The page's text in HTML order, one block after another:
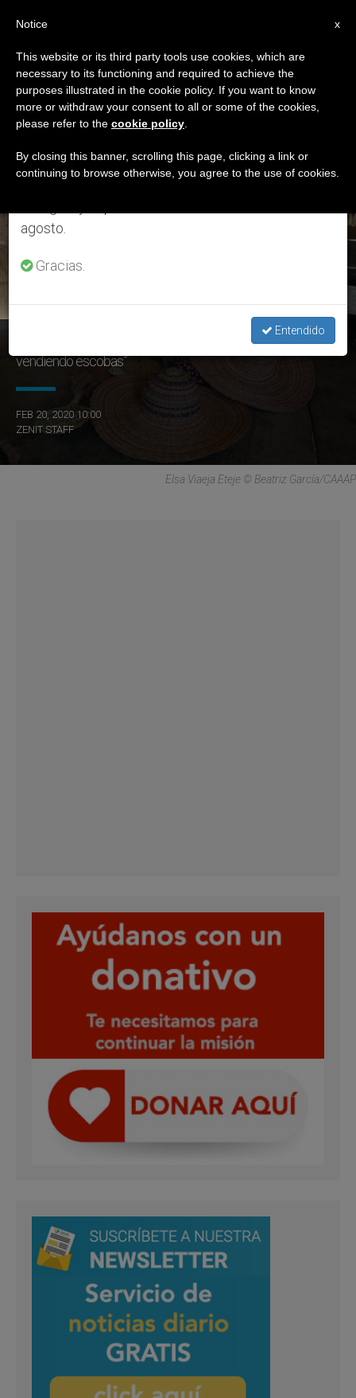
ETIQUETA
Posts Tagged ‘Elsa
Viaeja Eteje’
ÚLTIMAS NOTICIAS
Palma Real, Amazonía de Perú: “La mujer que salvó a su hijo
vendiendo escobas”
FEB 20, 2020 10:00
ZENIT STAFF
Elsa Viaeja Eteje © Beatriz García/CAAAP
×
Aviso importante
Del 27 de julio al 7 de agosto haremos la pausa
anual, aprovechando que en el periodo de verano
se generan menos informaciones y también el
agosto.
Gracias.
Entendido
x
Notice
This website or its third party tools use cookies, which are
necessary to its functioning and required to achieve the
purposes illustrated in the cookie policy. If you want to know
more or withdraw your consent to all or some of the cookies,
please refer to the cookie policy
By closing this banner, scrolling this page, clicking a link or
continuing to browse otherwise, you agree to the use of cookies.